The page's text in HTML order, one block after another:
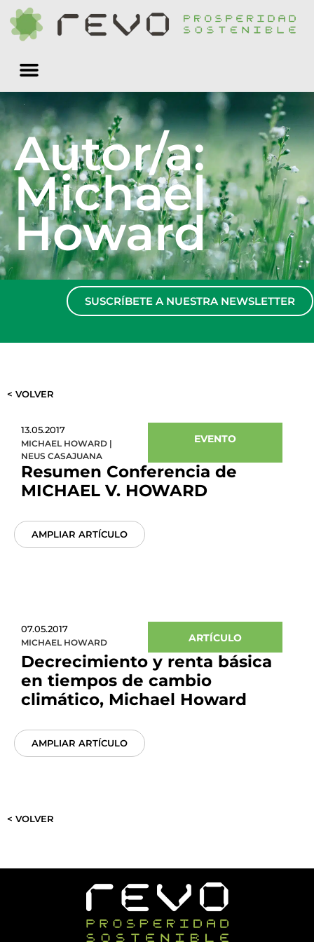
Autor/a:
Michael
Howard
SUSCRÍBETE A NUESTRA NEWSLETTER
< VOLVER
13.05.2017
MICHAEL HOWARD |
NEUS CASAJUANA
EVENTO
Resumen Conferencia de
MICHAEL V. HOWARD
AMPLIAR ARTÍCULO
07.05.2017
MICHAEL HOWARD ARTÍCULO
Decrecimiento y renta básica
en tiempos de cambio
climático, Michael Howard
AMPLIAR ARTÍCULO
< VOLVER